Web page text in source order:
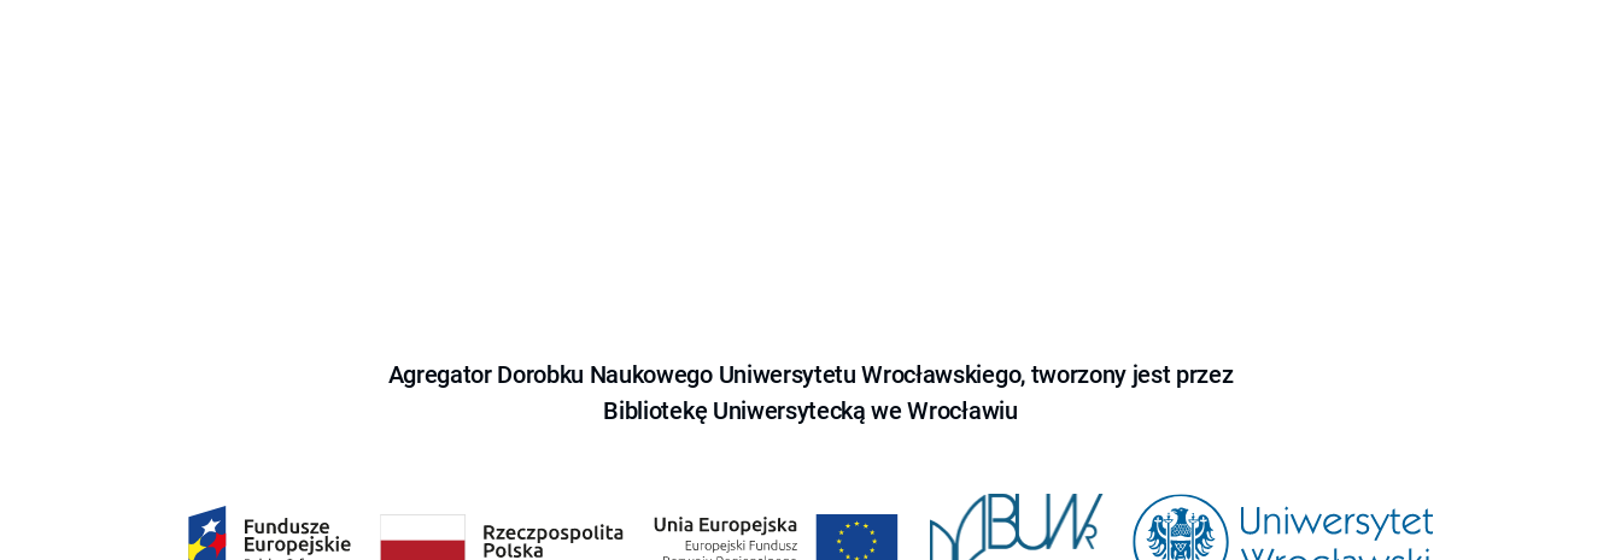
Agregator Dorobku Naukowego Uniwersytetu Wrocławskiego, tworzony jest przez
Bibliotekę Uniwersytecką we Wrocławiu